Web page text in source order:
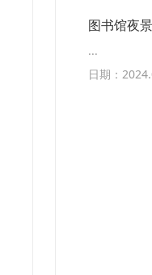
图书馆夜景
...
日期：